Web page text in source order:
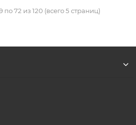
по 72 из 120 (всего 5 страниц)